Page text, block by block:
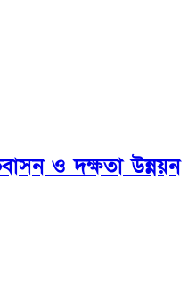
ও দক্ষতা উন্নয়ন